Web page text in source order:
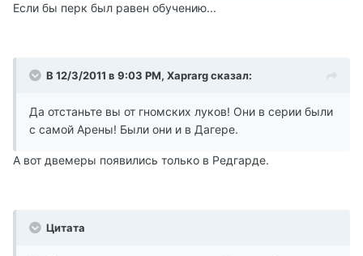
Если бы перк был равен обучению...
В 12/3/2011 в 9:03 PM, Xaprarg сказал:
Да отстаньте вы от гномских луков! Они в серии были
с самой Арены! Были они и в Дагере.
А вот двемеры появились только в Редгарде.
Цитата